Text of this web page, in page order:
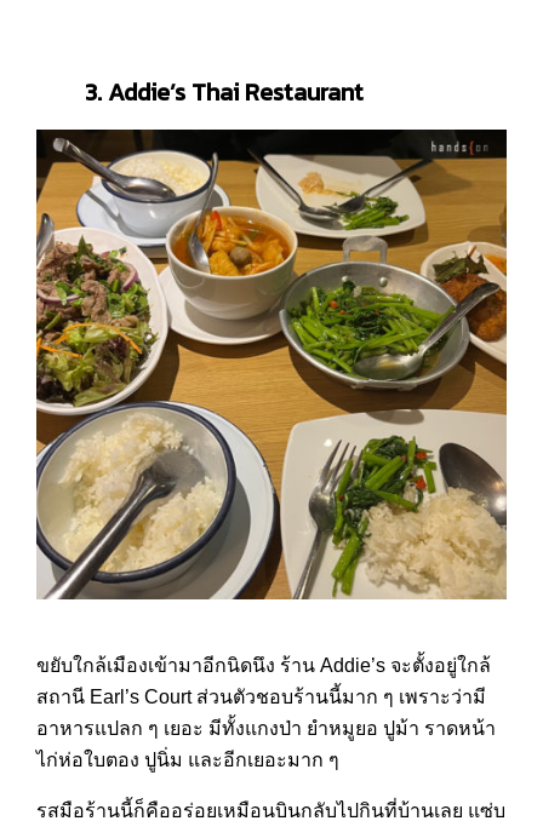
3. Addie’s Thai Restaurant
ขยับใกล้เมืองเข้ามาอีกนิดนึง ร้าน Addie’s จะตั้งอยู่ใกล้
สถานี Earl’s Court ส่วนตัวชอบร้านนี้มาก ๆ เพราะว่ามี
อาหารแปลก ๆ เยอะ มีทั้งแกงป่า ยำหมูยอ ปูม้า ราดหน้า
ไก่ห่อใบตอง ปูนิ่ม และอีกเยอะมาก ๆ
รสมือร้านนี้ก็คืออร่อยเหมือนบินกลับไปกินที่บ้านเลย แซ่บ